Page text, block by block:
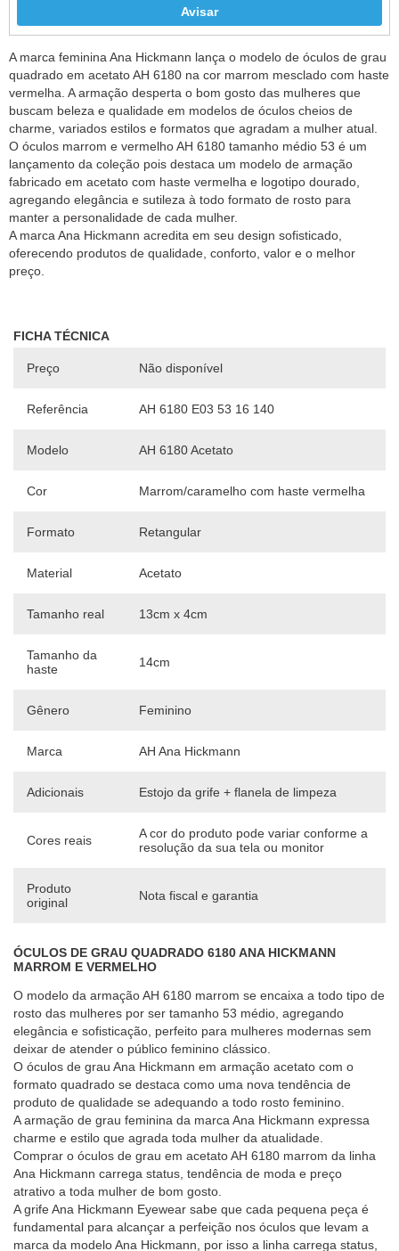
A marca feminina Ana Hickmann lança o modelo de óculos de grau
quadrado em acetato AH 6180 na cor marrom mesclado com haste
vermelha. A armação desperta o bom gosto das mulheres que
buscam beleza e qualidade em modelos de óculos cheios de
charme, variados estilos e formatos que agradam a mulher atual.
O óculos marrom e vermelho AH 6180 tamanho médio 53 é um
lançamento da coleção pois destaca um modelo de armação
fabricado em acetato com haste vermelha e logotipo dourado,
agregando elegância e sutileza à todo formato de rosto para
manter a personalidade de cada mulher.
A marca Ana Hickmann acredita em seu design sofisticado,
oferecendo produtos de qualidade, conforto, valor e o melhor
FICHA TÉCNICA
Preço Não disponível
Referência AH 6180 E03 53 16 140
Modelo AH 6180 Acetato
Cor Marrom/caramelho com haste vermelha
Formato Retangular
Material Acetato
Tamanho real 13cm x 4cm
Tamanho da
haste
14cm
Gênero Feminino
Marca AH Ana Hickmann
Adicionais Estojo da grife + flanela de limpeza
Cores reais
A cor do produto pode variar conforme a
resolução da sua tela ou monitor
Produto
original
Nota fiscal e garantia
ÓCULOS DE GRAU QUADRADO 6180 ANA HICKMANN
MARROM E VERMELHO
O modelo da armação AH 6180 marrom se encaixa a todo tipo de
rosto das mulheres por ser tamanho 53 médio, agregando
elegância e sofisticação, perfeito para mulheres modernas sem
deixar de atender o público feminino clássico.
O óculos de grau Ana Hickmann em armação acetato com o
formato quadrado se destaca como uma nova tendência de
produto de qualidade se adequando a todo rosto feminino.
A armação de grau feminina da marca Ana Hickmann expressa
charme e estilo que agrada toda mulher da atualidade.
Comprar o óculos de grau em acetato AH 6180 marrom da linha
Ana Hickmann carrega status, tendência de moda e preço
atrativo a toda mulher de bom gosto.
A grife Ana Hickmann Eyewear sabe que cada pequena peça é
fundamental para alcançar a perfeição nos óculos que levam a
marca da modelo Ana Hickmann, por isso a linha carrega status,